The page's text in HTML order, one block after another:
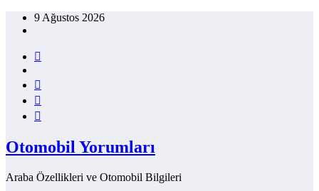
İçeriğe9 Ağustos 2026
Otomobil Yorumları
Araba Özellikleri ve Otomobil Bilgileri